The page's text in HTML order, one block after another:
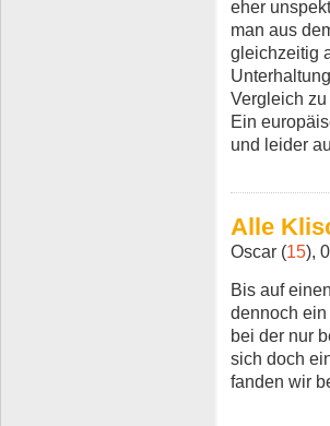
eher
man aus
gleichzeitig
Vergleich
Ein
und leider
Alle
Oscar (15),
Bis auf
dennoch
bei der nur
sich doch
fanden wir